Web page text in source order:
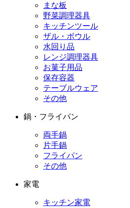
まな板
野菜調理器具
キッチンツール
ザル・ボウル
水回り品
レンジ調理器具
お菓子用品
保存容器
テーブルウェア
その他
鍋・フライパン
両手鍋
片手鍋
フライパン
その他
家電
キッチン家電